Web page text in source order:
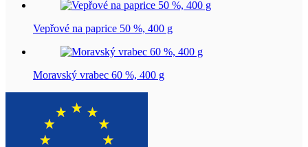
Vepřové na paprice 50 %, 400 g
Moravský vrabec 60 %, 400 g